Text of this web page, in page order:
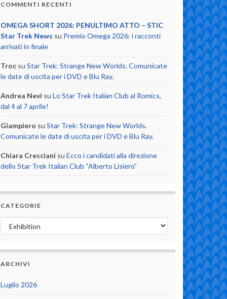
COMMENTI RECENTI
OMEGA SHORT 2026: PENULTIMO ATTO – STIC
Star Trek News su Premio Omega 2026: i racconti
arrivati in finale
Troc su Star Trek: Strange New Worlds. Comunicate
le date di uscita per i DVD e Blu Ray.
Andrea Nevi su Lo Star Trek Italian Club al Romics,
dal 4 al 7 aprile!
Giampiero su Star Trek: Strange New Worlds.
Comunicate le date di uscita per i DVD e Blu Ray.
Chiara Cresciani su Ecco i candidati alla direzione
dello Star Trek Italian Club “Alberto Lisiero”
CATEGORIE
Categorie
ARCHIVI
Luglio 2026